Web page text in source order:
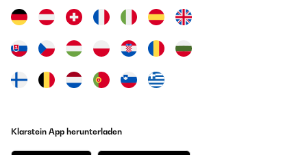
Klarstein App herunterladen